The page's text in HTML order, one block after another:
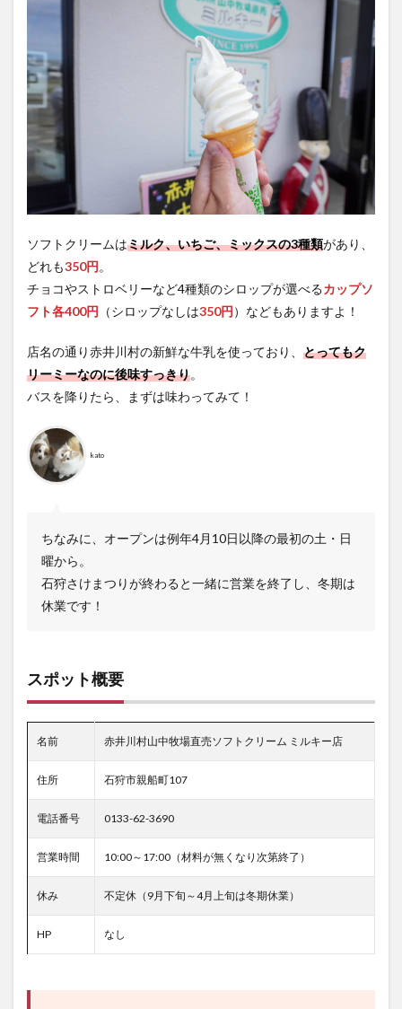
ソフトクリームはミルク、いちご、ミックスの3種類があり、
どれも350円。
チョコやストロベリーなど4種類のシロップが選べるカップソ
フト各400円 （シロップなしは350円）などもありますよ！
店名の通り赤井川村の新鮮な牛乳を使っており、 とってもク
リーミーなのに後味すっきり。
バスを降りたら、まずは味わってみて！
kato
ちなみに、オープンは例年4月10日以降の最初の土・日
曜から。
石狩さけまつりが終わると一緒に営業を終了し、冬期は
休業です！
スポット概要
名前 赤井川村山中牧場直売ソフトクリーム ミルキー店
住所 石狩市親船町107
電話番号 0133-62-3690
営業時間 10:00～17:00（材料が無くなり次第終了）
休み 不定休（9月下旬～4月上旬は冬期休業）
HP なし